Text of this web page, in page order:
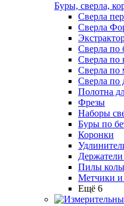
Буры, сверла,
Сверла
Сверла
Сверла по
Сверла по
Сверла по
Сверла по
Полотна
Фрезы
Наборы
Буры по
Коронки
Пилы
Метчики
Ещё 6